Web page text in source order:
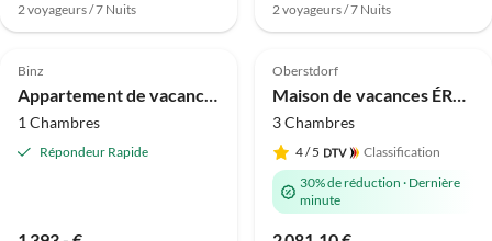
2 voyageurs / 7 Nuits 2 voyageurs / 7 Nuits
Annonce
5.0 (3)
Binz
Appartement de vacances Hippocampe - Villa Freia
1 Chambres
Répondeur Rapide
Annonce
Oberstdorf
Maison de vacances ÉRABLE
3 Chambres
4/ 5
Classification
30% de réduction · Dernière
minute